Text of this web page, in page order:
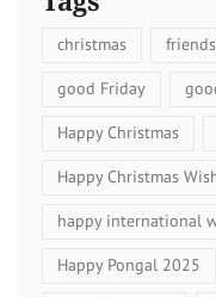
christmas
good Friday
Happy Christmas
Happy Christmas
happy international
Happy Pongal 2025